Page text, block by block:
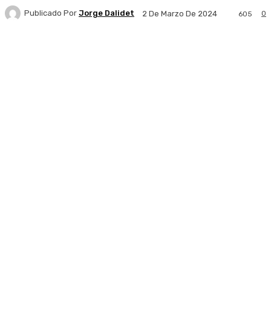
Publicado Por Jorge Dalidet 2 De Marzo De 2024 0
605